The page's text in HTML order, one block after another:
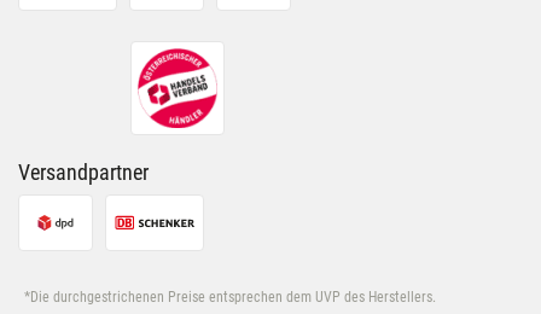
Versandpartner
*Die durchgestrichenen Preise entsprechen dem UVP des Herstellers.